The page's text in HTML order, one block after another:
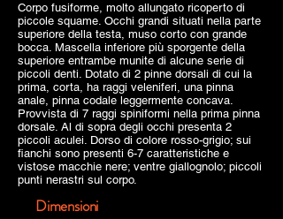
Corpo fusiforme, molto allungato ricoperto di
piccole squame. Occhi grandi situati nella parte
superiore della testa, muso corto con grande
bocca. Mascella inferiore più sporgente della
superiore entrambe munite di alcune serie di
piccoli denti. Dotato di 2 pinne dorsali di cui la
prima, corta, ha raggi veleniferi, una pinna
anale, pinna codale leggermente concava.
Provvista di 7 raggi spiniformi nella prima pinna
dorsale. Al di sopra degli occhi presenta 2
piccoli aculei. Dorso di colore rosso-grigio; sui
fianchi sono presenti 6-7 caratteristiche e
vistose macchie nere; ventre giallognolo; piccoli
punti nerastri sul corpo.
Dimensioni